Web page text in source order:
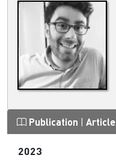
Publication Article
2023